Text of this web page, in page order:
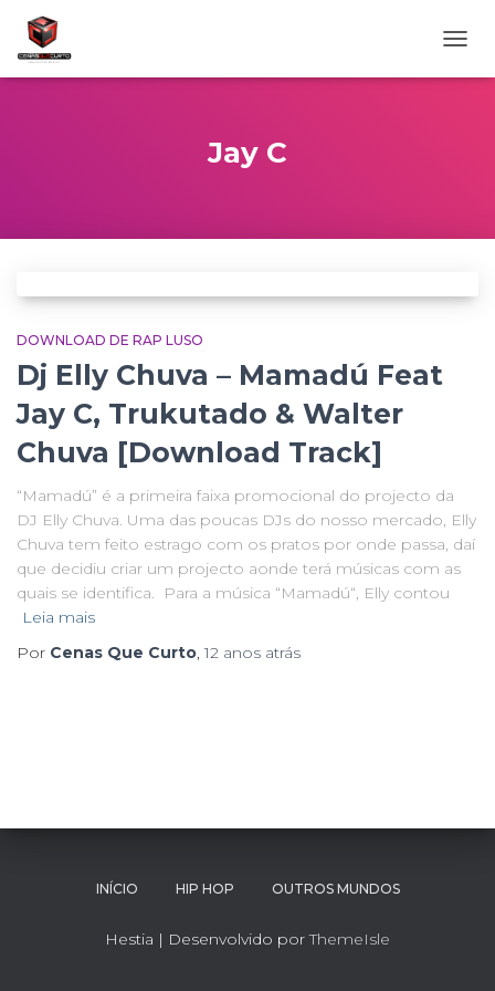
Jay C
DOWNLOAD DE RAP LUSO
Dj Elly Chuva – Mamadú Feat
Jay C, Trukutado & Walter
Chuva [Download Track]
“Mamadú” é a primeira faixa promocional do projecto da
DJ Elly Chuva. Uma das poucas DJs do nosso mercado, Elly
Chuva tem feito estrago com os pratos por onde passa, daí
que decidiu criar um projecto aonde terá músicas com as
quais se identifica. Para a música “Mamadú“, Elly contou
Leia mais
Por Cenas Que Curto,12 anos atrás
INÍCIO HIP HOP OUTROS MUNDOS
Hestia | Desenvolvido porThemeIsle